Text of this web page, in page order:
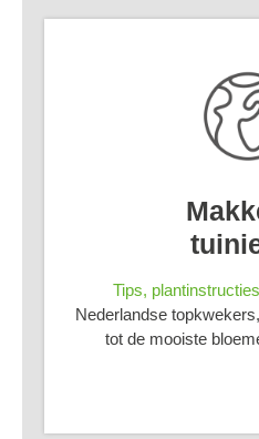
Tips,
Nederlandse
tot de mooiste